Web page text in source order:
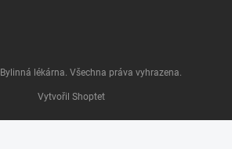
Vytvořil Shoptet
Bylinná lékárna. Všechna práva vyhrazena.